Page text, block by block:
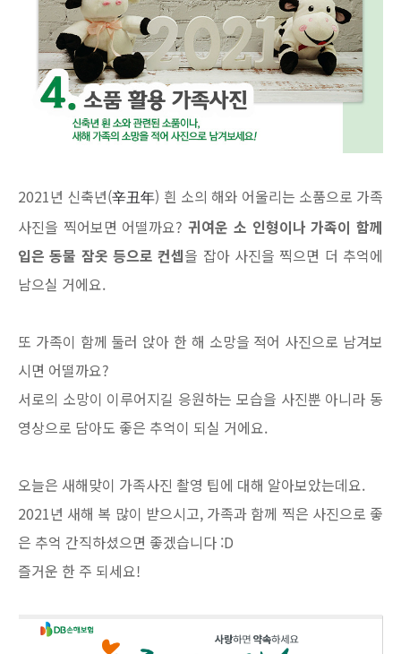
2021년 신축년(辛丑年) 흰 소의 해와 어울리는 소품으로 가족
사진을 찍어보면 어떨까요?귀여운 소 인형이나 가족이 함께
입은 동물 잠옷 등으로 컨셉을 잡아 사진을 찍으면 더 추억에
남으실 거에요.
또 가족이 함께 둘러 앉아 한 해 소망을 적어 사진으로 남겨보
시면 어떨까요?
서로의 소망이 이루어지길 응원하는 모습을 사진뿐 아니라 동
영상으로 담아도 좋은 추억이 되실 거에요.
오늘은 새해맞이 가족사진 촬영 팁에 대해 알아보았는데요.
2021년 새해 복 많이 받으시고, 가족과 함께 찍은 사진으로 좋
은 추억 간직하셨으면 좋겠습니다 :D
즐거운 한 주 되세요!